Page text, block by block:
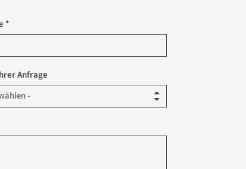
*
Anfrage